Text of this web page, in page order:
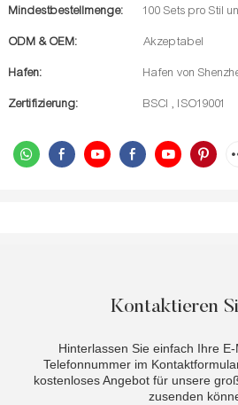
Mindestbestellmenge:
100 Sets pro Stil
ODM & OEM: Akzeptabel
Hafen: Hafen von
Zertifizierung: BSCI , ISO19001
Kontaktieren
Hinterlassen Sie einfach Ihre
Telefonnummer im
kostenloses Angebot für unsere
zusenden